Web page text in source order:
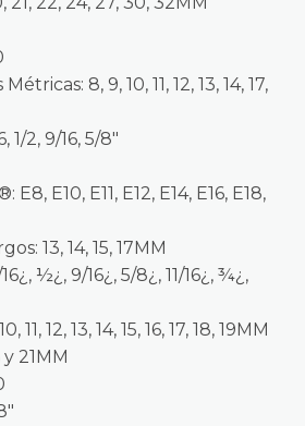
8, 9, 10, 11, 12, 13, 14, 17,
1/2, 9/16, 5/8″
E10, E11, E12, E14, E16, E18,
13, 14, 15, 17MM
½¿, 9/16¿, 5/8¿, 11/16¿, ¾¿,
12, 13, 14, 15, 16, 17, 18, 19MM
21MM